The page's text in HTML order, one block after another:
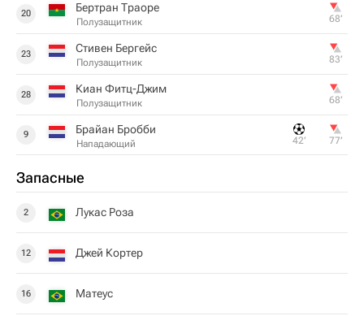
20 Бертран Траоре
Полузащитник 68‎’‎
23 Стивен Бергейс
Полузащитник 83‎’‎
28 Киан Фитц-Джим
Полузащитник 68‎’‎
9 Брайан Бробби
Нападающий 42‎’‎ 77‎’‎
Запасные
2 Лукас Роза
12 Джей Кортер
16 Матеус